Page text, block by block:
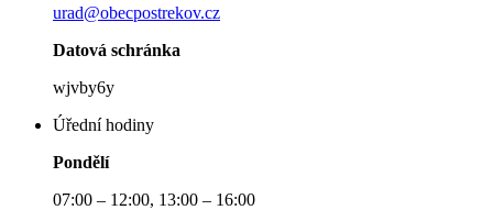
urad@obecpostrekov.cz
Datová schránka
wjvby6y
Úřední hodiny
Pondělí
07:00 – 12:00, 13:00 – 16:00